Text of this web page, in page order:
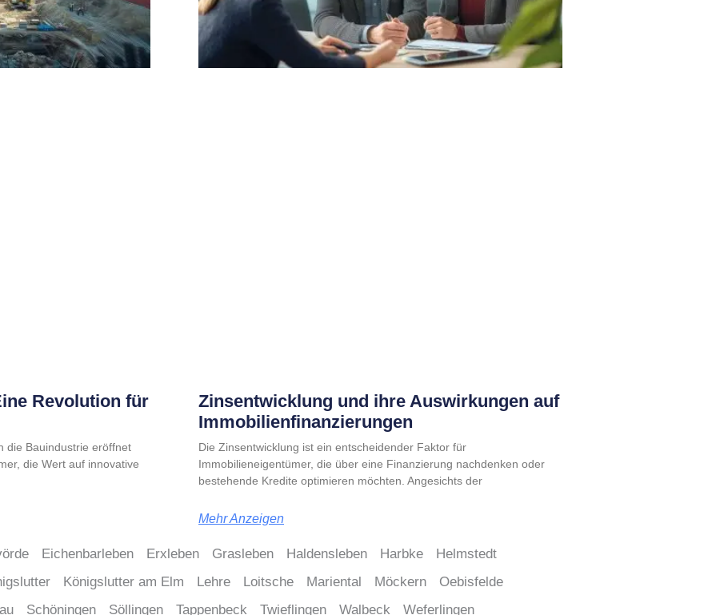
Revolution für
die Bauindustrie eröffnet
die Wert auf innovative
Zinsentwicklung und ihre Auswirkungen auf
Immobilienfinanzierungen
Die Zinsentwicklung ist ein entscheidender Faktor für
Immobilieneigentümer, die über eine Finanzierung nachdenken oder
bestehende Kredite optimieren möchten. Angesichts der
Mehr Anzeigen
Eichenbarleben Erxleben Grasleben Haldensleben Harbke
Helmstedt
Königslutter am Elm Lehre Loitsche Mariental Möckern
Oebisfelde
Schöningen Söllingen Tappenbeck Twieflingen Walbeck Weferlingen